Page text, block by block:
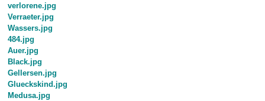
verlorene.jpg
Verraeter.jpg
Wassers.jpg
484.jpg
Auer.jpg
Black.jpg
Gellersen.jpg
Glueckskind.jpg
Medusa.jpg